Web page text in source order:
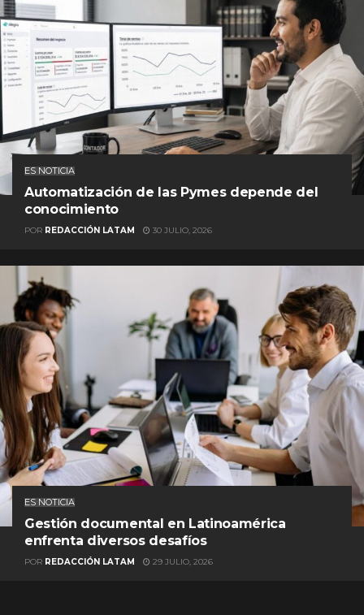
ES NOTICIA
Automatización de las Pymes depende del
conocimiento
POR REDACCIÓN LATAM 30 JULIO, 2026
ES NOTICIA
Gestión documental en Latinoamérica
enfrenta diversos desafíos
POR REDACCIÓN LATAM 29 JULIO, 2026